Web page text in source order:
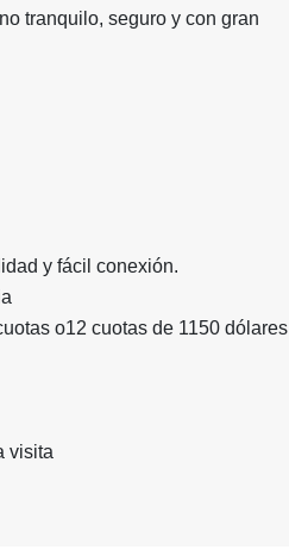
tranquilo, seguro y con gran
y fácil conexión.
o12 cuotas de 1150 dólares
visita